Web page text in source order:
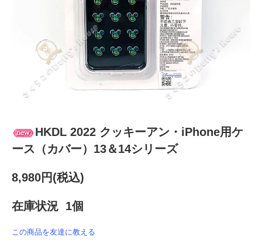
HKDL 2022 クッキーアン・iPhone用ケ
ース（カバー）13＆14シリーズ
8,980円(税込)
在庫状況 1個
この商品を友達に教える